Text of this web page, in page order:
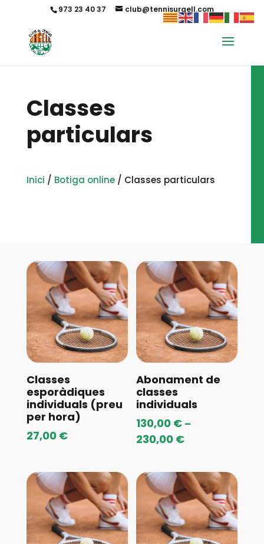
973 23 40 37 club@tennisurgell.com
Classes
particulars
Inici / Botiga online/ Classes particulars
Classes
esporàdiques
individuals (preu
per hora)
27,00 €
Abonament de
classes
individuals
130,00 € –
230,00 €Price
130,00 €
through
230,00 €